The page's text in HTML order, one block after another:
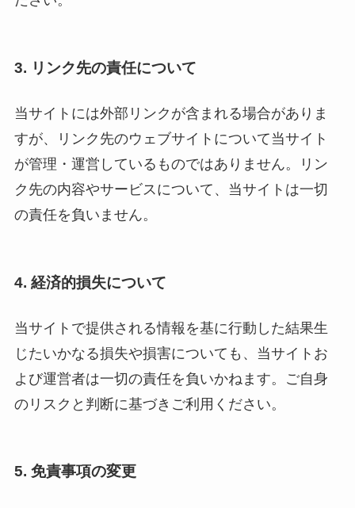
3. リンク先の責任について
当サイトには外部リンクが含まれる場合がありま
すが、リンク先のウェブサイトについて当サイト
が管理・運営しているものではありません。リン
ク先の内容やサービスについて、当サイトは一切
の責任を負いません。
4. 経済的損失について
当サイトで提供される情報を基に行動した結果生
じたいかなる損失や損害についても、当サイトお
よび運営者は一切の責任を負いかねます。ご自身
のリスクと判断に基づきご利用ください。
5. 免責事項の変更